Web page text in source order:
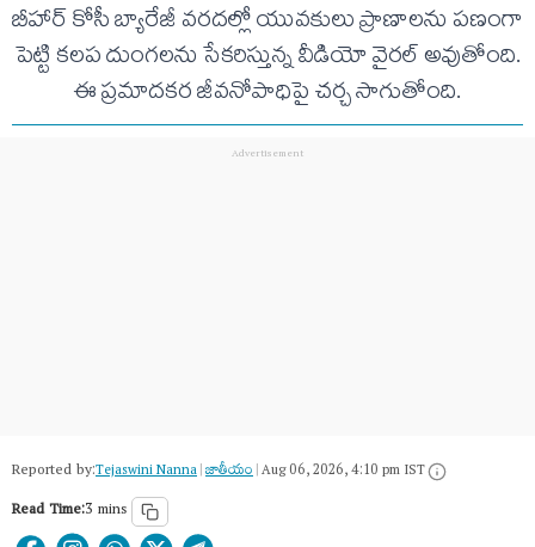
బీహార్ కోసీ బ్యారేజీ వరదల్లో యువకులు ప్రాణాలను పణంగా
పెట్టి కలప దుంగలను సేకరిస్తున్న వీడియో వైరల్ అవుతోంది.
ఈ ప్రమాదకర జీవనోపాధిపై చర్చ సాగుతోంది.
Reported by:Tejaswini Nanna|జాతీయం|Aug 06, 2026, 4:10 pm IST
Read Time:3 mins